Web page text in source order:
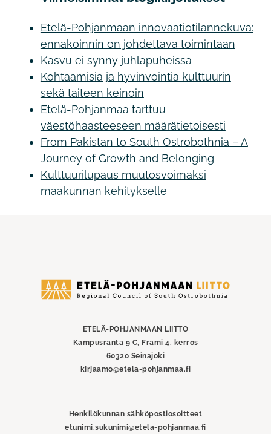
Etelä-Pohjanmaan innovaatiotilannekuva:
ennakoinnin on johdettava toimintaan
Kasvu ei synny juhlapuheissa
Kohtaamisia ja hyvinvointia kulttuurin
sekä taiteen keinoin
Etelä-Pohjanmaa tarttuu
väestöhaasteeseen määrätietoisesti
From Pakistan to South Ostrobothnia – A
Journey of Growth and Belonging
Kulttuurilupaus muutosvoimaksi
maakunnan kehitykselle
Etelä-
ETELÄ-POHJANMAAN LIITTO
Kampusranta 9 C, Frami 4. kerros
60320 Seinäjoki
kirjaamo@etela-pohjanmaa.fi
Henkilökunnan sähköpostiosoitteet
etunimi.sukunimi@etela-pohjanmaa.fi